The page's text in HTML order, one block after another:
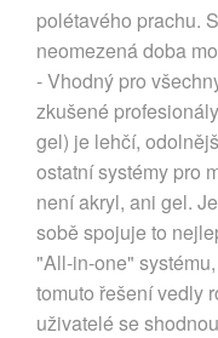
polétavého prachu.
neomezená doba
- Vhodný pro
zkušené
gel) je lehčí,
ostatní systémy pro
není akryl, ani gel.
sobě spojuje to
"All-in-one"
tomuto řešení vedly
uživatelé se